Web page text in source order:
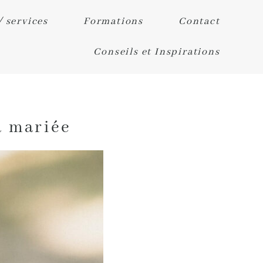
services Formations Contact
Conseils et Inspirations
mariée